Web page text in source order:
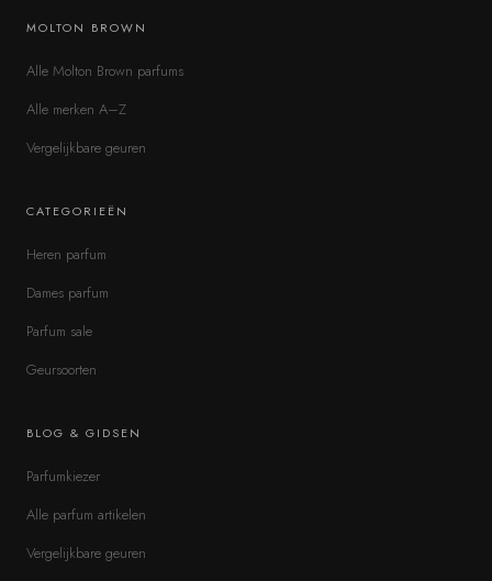
MOLTON BROWN
Alle Molton Brown parfums
Alle merken A–Z
Vergelijkbare geuren
CATEGORIEËN
Heren parfum
Dames parfum
Parfum sale
Geursoorten
BLOG & GIDSEN
Parfumkiezer
Alle parfum artikelen
Vergelijkbare geuren